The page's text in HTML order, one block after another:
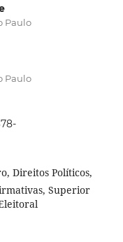
Paulo
Paulo
Direitos Políticos,
Superior